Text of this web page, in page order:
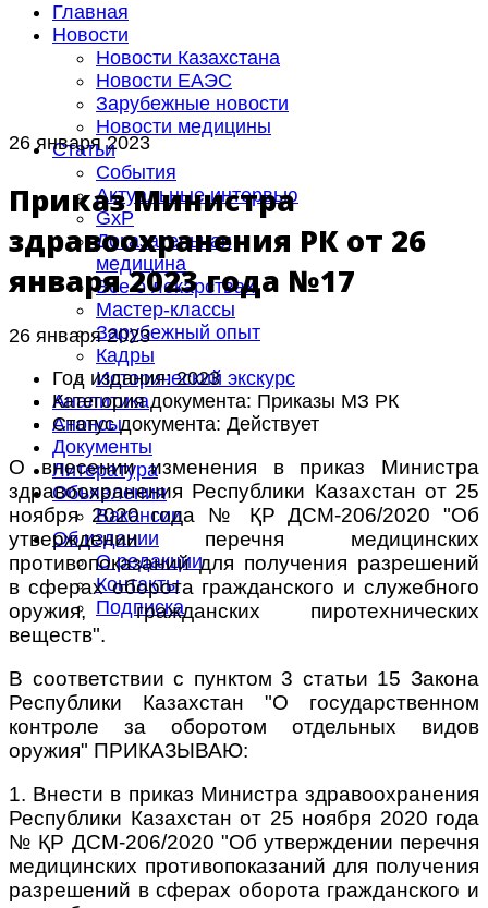
Главная
Новости
Новости Казахстана
Новости ЕАЭС
Зарубежные новости
Новости медицины
Статьи
События
Актуальные интервью
GxP
Доказательная
медицина
Все о лекарствах
Мастер-классы
Зарубежный опыт
Кадры
Исторический экскурс
Аналитика
Анонсы
Документы
Литература
Объявления
Вакансии
Об издании
О редакции
Контакты
Подписка
26 января 2023
Приказ Министра
здравоохранения РК от 26
января 2023 года №17
26 января 2023
Год издания:2023
Категория документа: Приказы МЗ РК
Статус документа: Действует
О внесении изменения в приказ Министра
здравоохранения Республики Казахстан от 25
ноября 2020 года № ҚР ДСМ-206/2020 "Об
утверждении перечня медицинских
противопоказаний для получения разрешений
в сферах оборота гражданского и служебного
оружия, гражданских пиротехнических
веществ".
В соответствии с пунктом 3 статьи 15 Закона
Республики Казахстан "О государственном
контроле за оборотом отдельных видов
оружия" ПРИКАЗЫВАЮ:
1. Внести в приказ Министра здравоохранения
Республики Казахстан от 25 ноября 2020 года
№ ҚР ДСМ-206/2020 "Об утверждении перечня
медицинских противопоказаний для получения
разрешений в сферах оборота гражданского и